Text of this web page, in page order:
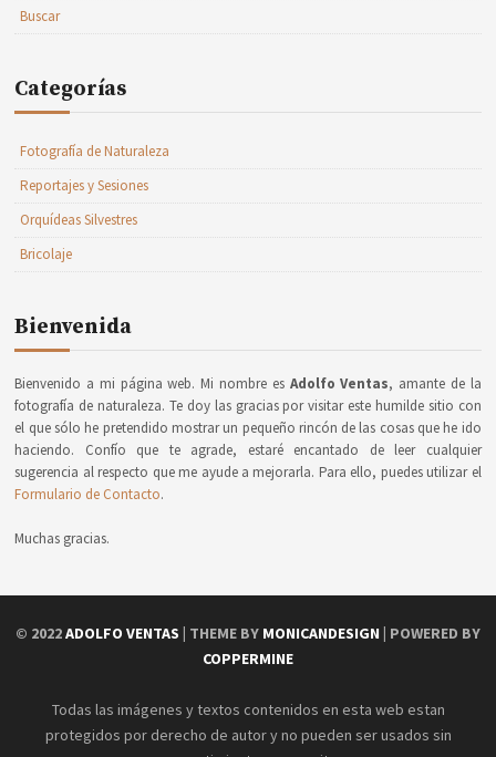
Buscar
Categorías
Fotografía de Naturaleza
Reportajes y Sesiones
Orquídeas Silvestres
Bricolaje
Bienvenida
Bienvenido a mi página web. Mi nombre es Adolfo Ventas, amante de la
fotografía de naturaleza. Te doy las gracias por visitar este humilde sitio con
el que sólo he pretendido mostrar un pequeño rincón de las cosas que he ido
haciendo. Confío que te agrade, estaré encantado de leer cualquier
sugerencia al respecto que me ayude a mejorarla. Para ello, puedes utilizar el
Formulario de Contacto.
Muchas gracias.
© 2022ADOLFO VENTAS | THEME BY MONICANDESIGN | POWERED BY
COPPERMINE
Todas las imágenes y textos contenidos en esta web estan
protegidos por derecho de autor y no pueden ser usados sin